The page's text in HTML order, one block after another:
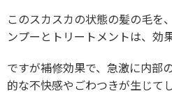
このスカスカの状態の髪の毛を
ンプーとトリートメントは、効
ですが補修効果で、急激に内部
的な不快感やごわつきが生じて